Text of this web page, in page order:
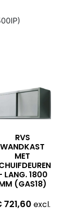
RVS
WANDKAST
MET
LANG. 1800
(GAS18)
721,60 excl.